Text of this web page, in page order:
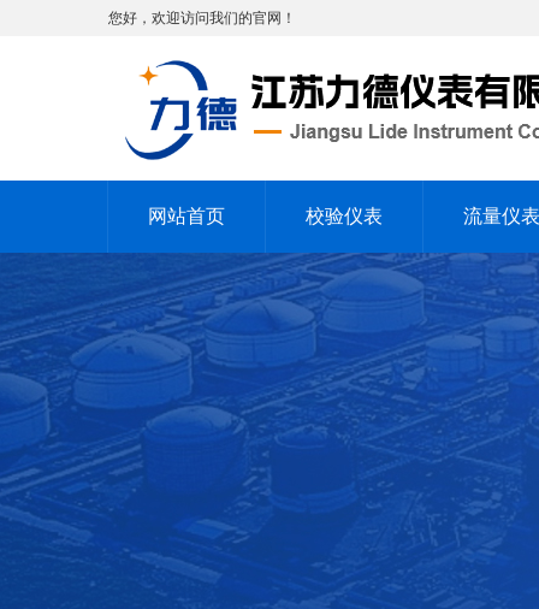
您好，欢迎访问我们的官网！
网站首页 校验仪表 流量仪表